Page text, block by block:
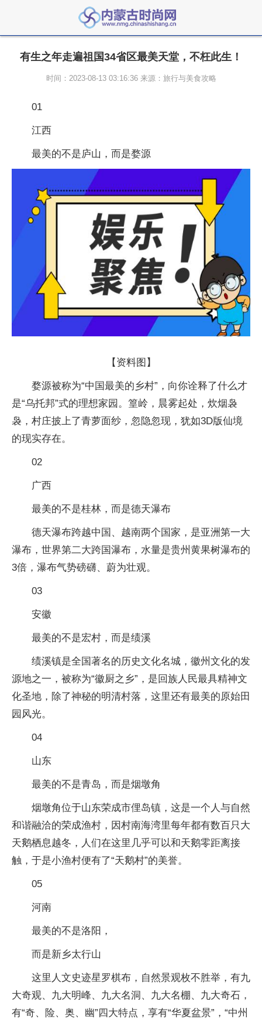
有生之年走遍祖国34省区最美天堂，不枉此生！
时间：2023-08-13 03:16:36 来源：旅行与美食攻略
01
江西
最美的不是庐山，而是婺源
【资料图】
婺源被称为“中国最美的乡村”，向你诠释了什么才
是“乌托邦”式的理想家园。篁岭，晨雾起处，炊烟袅
袅，村庄披上了青萝面纱，忽隐忽现，犹如3D版仙境
的现实存在。
02
广西
最美的不是桂林，而是德天瀑布
德天瀑布跨越中国、越南两个国家，是亚洲第一大
瀑布，世界第二大跨国瀑布，水量是贵州黄果树瀑布的
3倍，瀑布气势磅礴、蔚为壮观。
03
安徽
最美的不是宏村，而是绩溪
绩溪镇是全国著名的历史文化名城，徽州文化的发
源地之一，被称为“徽厨之乡”，是回族人民最具精神文
化圣地，除了神秘的明清村落，这里还有最美的原始田
园风光。
04
山东
最美的不是青岛，而是烟墩角
烟墩角位于山东荣成市俚岛镇，这是一个人与自然
和谐融洽的荣成渔村，因村南海湾里每年都有数百只大
天鹅栖息越冬，人们在这里几乎可以和天鹅零距离接
触，于是小渔村便有了“天鹅村”的美誉。
05
河南
最美的不是洛阳，
而是新乡太行山
这里人文史迹星罗棋布，自然景观枚不胜举，有九
大奇观、九大明峰、九大名洞、九大名棚、九大奇石，
有“奇、险、奥、幽”四大特点，享有“华夏盆景”，“中州